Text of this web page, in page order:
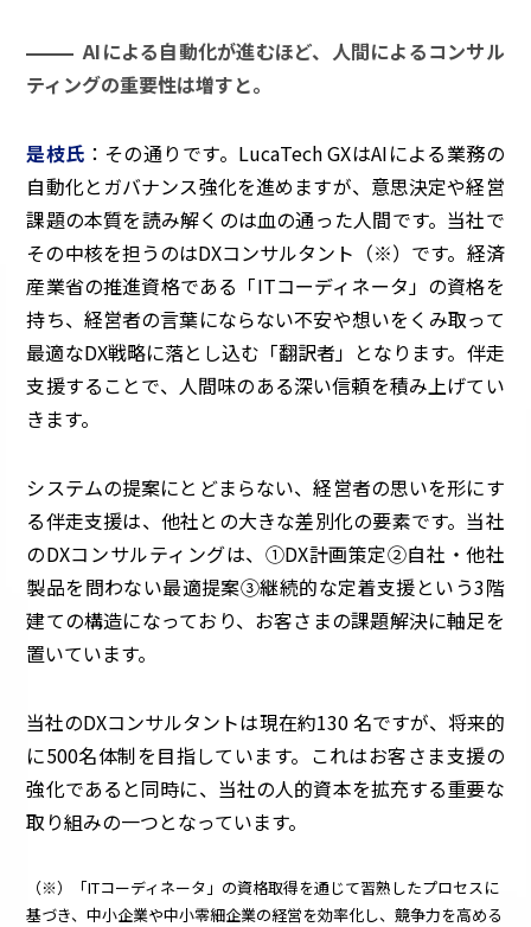
AIによる自動化が進むほど、人間によるコンサル
ティングの重要性は増すと。
是枝氏 ：その通りです。LucaTech GXはAIによる業務の
自動化とガバナンス強化を進めますが、意思決定や経営
課題の本質を読み解くのは血の通った人間です。当社で
その中核を担うのはDXコンサルタント（※）です。経済
産業省の推進資格である「ITコーディネータ」の資格を
持ち、経営者の言葉にならない不安や想いをくみ取って
最適なDX戦略に落とし込む「翻訳者」となります。伴走
支援することで、人間味のある深い信頼を積み上げてい
きます。
システムの提案にとどまらない、経営者の思いを形にす
る伴走支援は、他社との大きな差別化の要素です。当社
のDXコンサルティングは、①DX計画策定②自社・他社
製品を問わない最適提案③継続的な定着支援――という3階
建ての構造になっており、お客さまの課題解決に軸足を
置いています。
当社のDXコンサルタントは現在約130 名ですが、将来的
に500名体制を目指しています。これはお客さま支援の
強化であると同時に、当社の人的資本を拡充する重要な
取り組みの一つとなっています。
（※）「ITコーディネータ」の資格取得を通じて習熟したプロセスに
基づき、中小企業や中小零細企業の経営を効率化し、競争力を高める